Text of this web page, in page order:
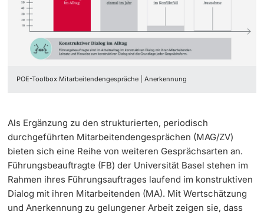
Doktorierende
Fördernde & Alumni
Weiterbildung
Universität
Informationstechnologie (IVIT)
Vizerektorat Forschung
Universitätssport
AlumniBasel
Direktion Infrastruktur & Betrieb
Direktion Finanzen
Innovation
Fakultäten & Departemente
Netzwerke & Partnerschaften
Jobs & Karriere
Immobilien & Bauprojekte
Rechtserlasse
POE-Toolbox Mitarbeitendengespräche | Anerkennung
Als Ergänzung zu den strukturierten, periodisch
durchgeführten Mitarbeitendengesprächen (MAG/ZV)
bieten sich eine Reihe von weiteren Gesprächsarten an.
Führungsbeauftragte (FB) der Universität Basel stehen im
Rahmen ihres Führungsauftrages laufend im konstruktiven
Dialog mit ihren Mitarbeitenden (MA). Mit Wertschätzung
und Anerkennung zu gelungener Arbeit zeigen sie, dass